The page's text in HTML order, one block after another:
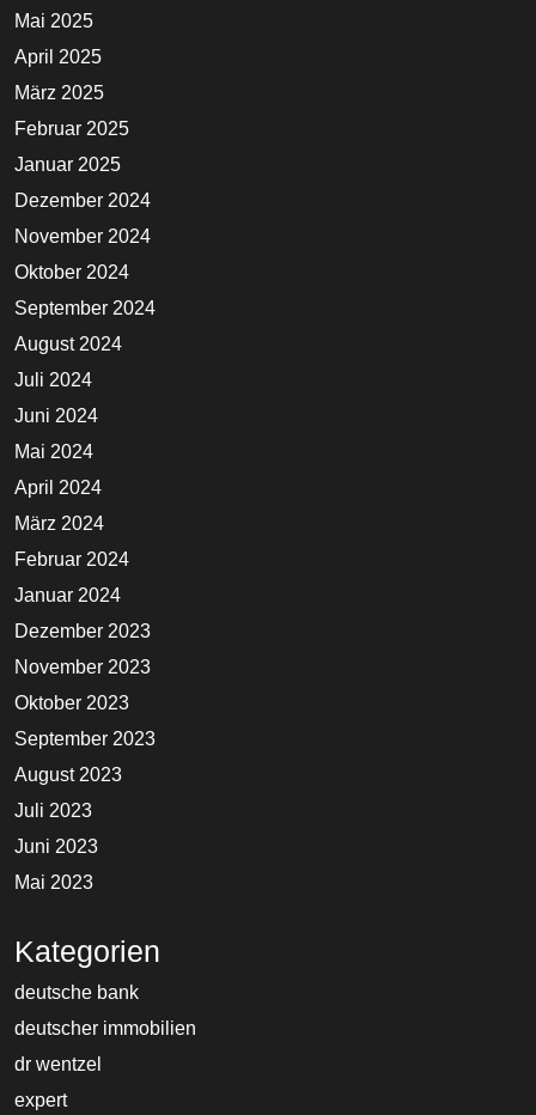
Mai 2025
April 2025
März 2025
Februar 2025
Januar 2025
Dezember 2024
November 2024
Oktober 2024
September 2024
August 2024
Juli 2024
Juni 2024
Mai 2024
April 2024
März 2024
Februar 2024
Januar 2024
Dezember 2023
November 2023
Oktober 2023
September 2023
August 2023
Juli 2023
Juni 2023
Mai 2023
Kategorien
deutsche bank
deutscher immobilien
dr wentzel
expert